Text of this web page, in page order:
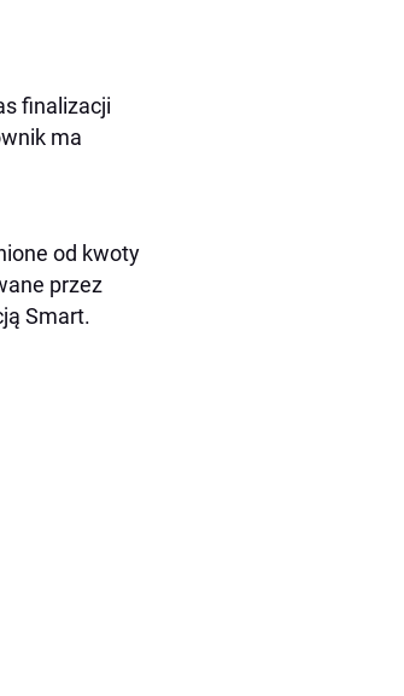
finalizacji
ma
od kwoty
przez
Smart.